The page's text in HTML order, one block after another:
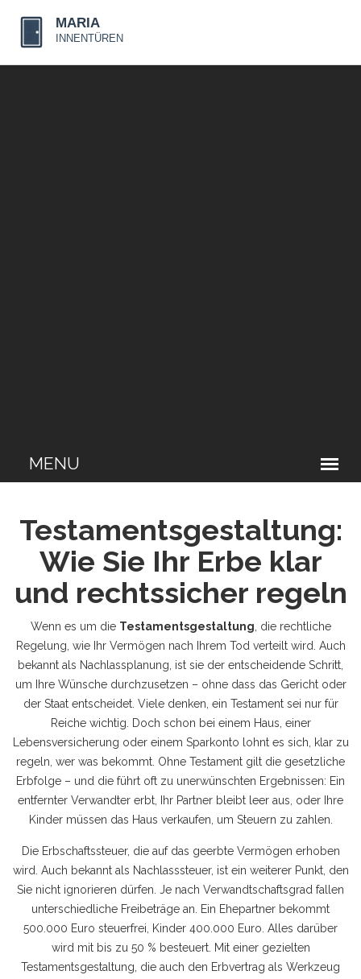
Testamentsgestaltung:
Wie Sie Ihr Erbe klar
und rechtssicher regeln
Wenn es um die Testamentsgestaltung die rechtliche
Regelung, wie Ihr Vermögen nach Ihrem Tod verteilt wird . Auch
bekannt als Nachlassplanung , ist sie der entscheidende Schritt,
um Ihre Wünsche durchzusetzen – ohne dass das Gericht oder
der Staat entscheidet. Viele denken, ein Testament sei nur für
Reiche wichtig. Doch schon bei einem Haus, einer
Lebensversicherung oder einem Sparkonto lohnt es sich, klar zu
regeln, wer was bekommt. Ohne Testament gilt die gesetzliche
Erbfolge – und die führt oft zu unerwünschten Ergebnissen: Ein
entfernter Verwandter erbt, Ihr Partner bleibt leer aus, oder Ihre
Kinder müssen das Haus verkaufen, um Steuern zu zahlen.
Die Erbschaftssteuer, die auf das geerbte Vermögen erhoben
wird . Auch bekannt als Nachlasssteuer, ist ein weiterer Punkt, den
Sie nicht ignorieren dürfen. Je nach Verwandtschaftsgrad fallen
unterschiedliche Freibeträge an. Ein Ehepartner bekommt
500.000 Euro steuerfrei, Kinder 400.000 Euro. Alles darüber
wird mit bis zu 50 % besteuert. Mit einer gezielten
Testamentsgestaltung die auch den Erbvertrag als Werkzeug